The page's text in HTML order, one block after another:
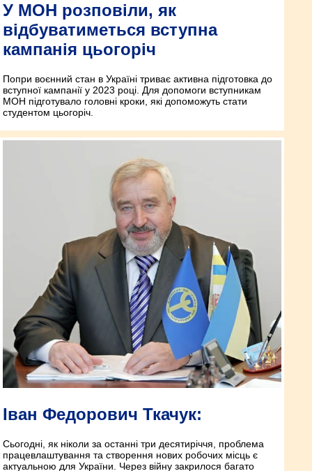
У МОН розповіли, як
відбуватиметься вступна
кампанія цьогоріч
Попри воєнний стан в Україні триває активна підготовка до
вступної кампанії у 2023 році. Для допомоги вступникам
МОН підготувало головні кроки, які допоможуть стати
студентом цьогоріч.
Іван Федорович Ткачук:
Сьогодні, як ніколи за останні три десятиріччя, проблема
працевлаштування та створення нових робочих місць є
актуальною для України. Через війну закрилося багато